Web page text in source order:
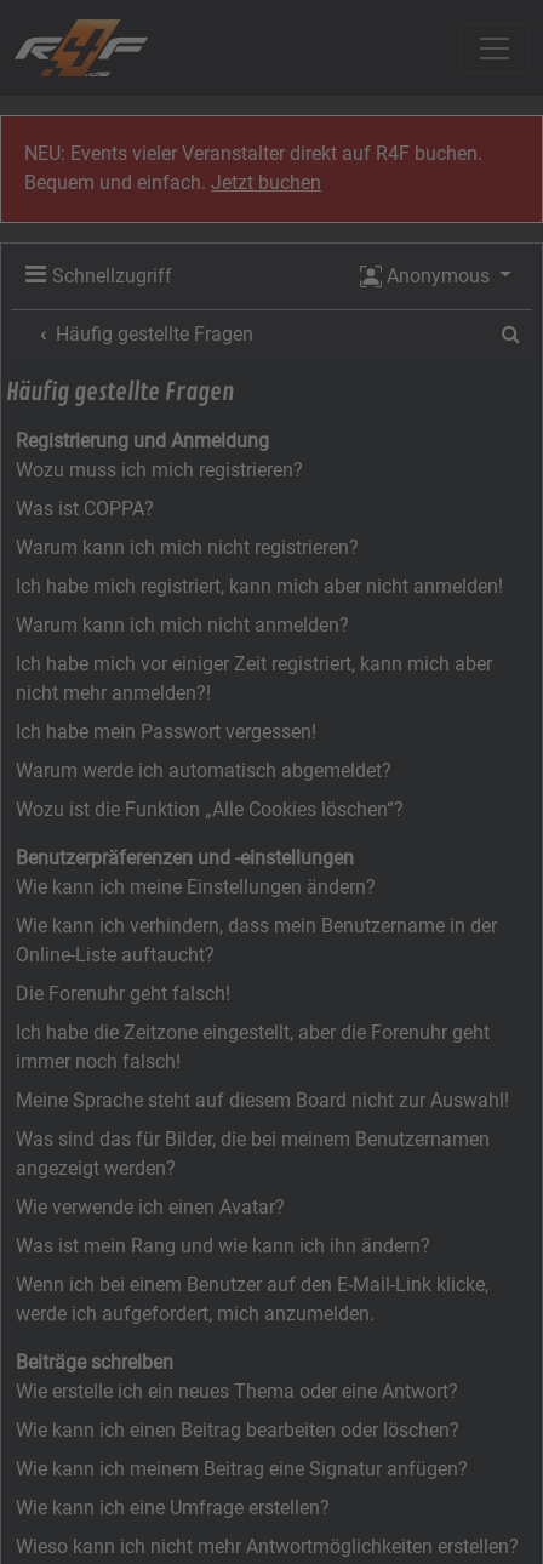
NEU: Events vieler Veranstalter direkt auf R4F buchen.
Bequem und einfach.Jetzt buchen
Schnellzugriff Anonymous
Häufig gestellte Fragen
Häufig gestellte Fragen
Registrierung und Anmeldung
Wozu muss ich mich registrieren?
Was ist COPPA?
Warum kann ich mich nicht registrieren?
Ich habe mich registriert, kann mich aber nicht anmelden!
Warum kann ich mich nicht anmelden?
Ich habe mich vor einiger Zeit registriert, kann mich aber
nicht mehr anmelden?!
Ich habe mein Passwort vergessen!
Warum werde ich automatisch abgemeldet?
Wozu ist die Funktion „Alle Cookies löschen“?
Benutzerpräferenzen und -einstellungen
Wie kann ich meine Einstellungen ändern?
Wie kann ich verhindern, dass mein Benutzername in der
Online-Liste auftaucht?
Die Forenuhr geht falsch!
Ich habe die Zeitzone eingestellt, aber die Forenuhr geht
immer noch falsch!
Meine Sprache steht auf diesem Board nicht zur Auswahl!
Was sind das für Bilder, die bei meinem Benutzernamen
angezeigt werden?
Wie verwende ich einen Avatar?
Was ist mein Rang und wie kann ich ihn ändern?
Wenn ich bei einem Benutzer auf den E-Mail-Link klicke,
werde ich aufgefordert, mich anzumelden.
Beiträge schreiben
Wie erstelle ich ein neues Thema oder eine Antwort?
Wie kann ich einen Beitrag bearbeiten oder löschen?
Wie kann ich meinem Beitrag eine Signatur anfügen?
Wie kann ich eine Umfrage erstellen?
Wieso kann ich nicht mehr Antwortmöglichkeiten erstellen?